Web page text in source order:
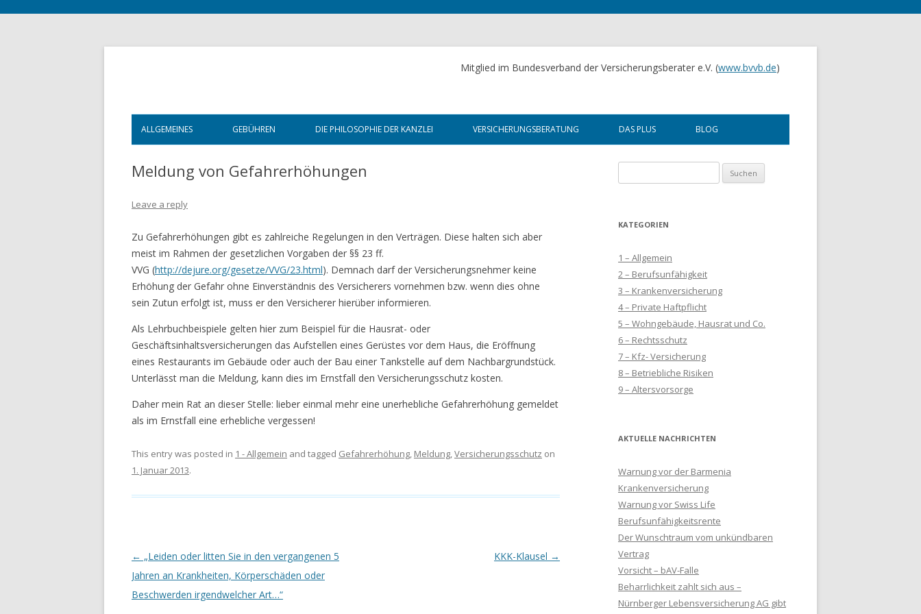
Mitglied im Bundesverband der Versicherungsberater e.V. (www.bvvb.de)
Skip to content
ALLGEMEINES
REFERENZEN
GEBÜHREN
RECHTSSCHUTZVERSICHERUNG
BERATUNGSFÖRDERUNG
WICHTIG!
DIE PHILOSOPHIE DER KANZLEI
VERSICHERUNGEN
VERSICHERUNGSBERATUNG
FÜR DIE JUSTIZ
DAS PLUS
FINANZBERATUNG
BLOG
Meldung von Gefahrerhöhungen
Leave a reply
Zu Gefahrerhöhungen gibt es zahlreiche Regelungen in den Verträgen. Diese halten sich aber
meist im Rahmen der gesetzlichen Vorgaben der §§ 23 ff.
VVG (http://dejure.org/gesetze/VVG/23.html). Demnach darf der Versicherungsnehmer keine
Erhöhung der Gefahr ohne Einverständnis des Versicherers vornehmen bzw. wenn dies ohne
sein Zutun erfolgt ist, muss er den Versicherer hierüber informieren.
Als Lehrbuchbeispiele gelten hier zum Beispiel für die Hausrat- oder
Geschäftsinhaltsversicherungen das Aufstellen eines Gerüstes vor dem Haus, die Eröffnung
eines Restaurants im Gebäude oder auch der Bau einer Tankstelle auf dem Nachbargrundstück.
Unterlässt man die Meldung, kann dies im Ernstfall den Versicherungsschutz kosten.
Daher mein Rat an dieser Stelle: lieber einmal mehr eine unerhebliche Gefahrerhöhung gemeldet
als im Ernstfall eine erhebliche vergessen!
This entry was posted in 1 - Allgemein and tagged Gefahrerhöhung, Meldung,Versicherungsschutz on
1. Januar 2013.
Post navigation
← „Leiden oder litten Sie in den vergangenen 5
Jahren an Krankheiten, Körperschäden oder
Beschwerden irgendwelcher Art…“
KKK-Klausel →
nach:
KATEGORIEN
1 – Allgemein
2 – Berufsunfähigkeit
3 – Krankenversicherung
4 – Private Haftpflicht
5 – Wohngebäude, Hausrat und Co.
6 – Rechtsschutz
7 – Kfz- Versicherung
8 – Betriebliche Risiken
9 – Altersvorsorge
AKTUELLE NACHRICHTEN
Warnung vor der Barmenia
Krankenversicherung
Warnung vor Swiss Life
Berufsunfähigkeitsrente
Der Wunschtraum vom unkündbaren
Vertrag
Vorsicht – bAV-Falle
Beharrlichkeit zahlt sich aus –
Nürnberger Lebensversicherung AG gibt